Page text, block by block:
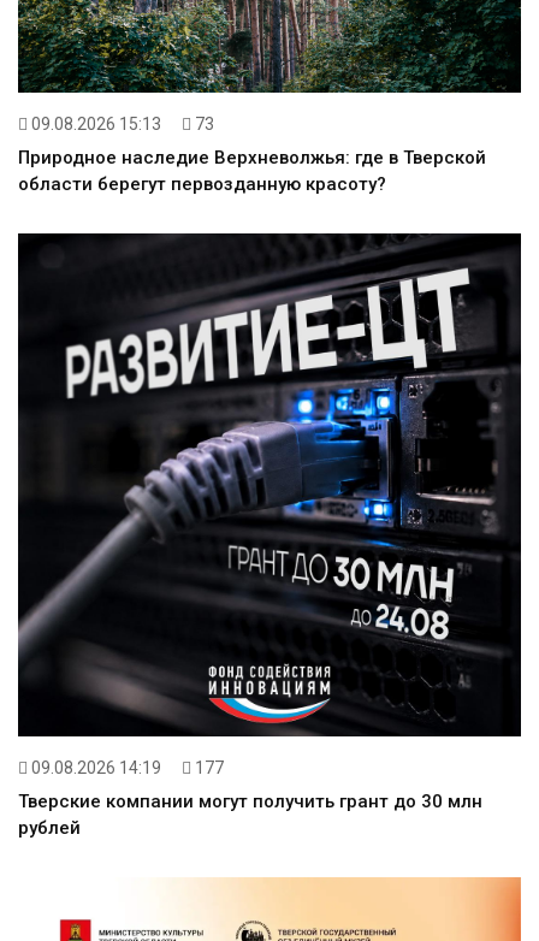
09.08.2026 15:13 73
Природное наследие Верхневолжья: где в Тверской
области берегут первозданную красоту?
09.08.2026 14:19 177
Тверские компании могут получить грант до 30 млн
рублей